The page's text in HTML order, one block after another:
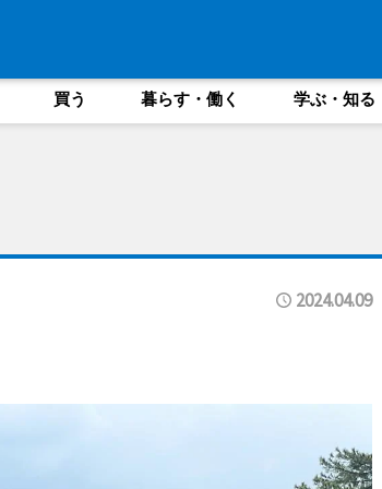
買う 暮らす・働く 学ぶ・知る
2024.04.09